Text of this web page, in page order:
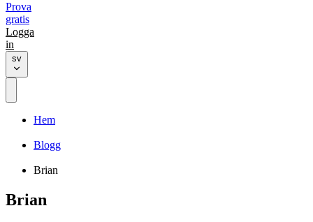
Prova
gratis
Logga
in
sv
Hem
Blogg
Brian
Brian